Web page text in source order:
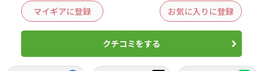
マイギアに登録 お気に入りに登録
クチコミをする